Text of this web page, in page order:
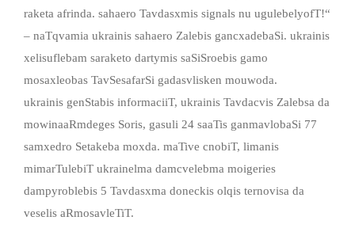
raketa afrinda. sahaero Tavdasxmis signals nu ugulebelyofT!“
– naTqvamia ukrainis sahaero Zalebis gancxadebaSi. ukrainis
xelisuflebam saraketo dartymis saSiSroebis gamo
mosaxleobas TavSesafarSi gadasvlisken mouwoda.
ukrainis genStabis informaciiT, ukrainis Tavdacvis Zalebsa da
mowinaaRmdeges Soris, gasuli 24 saaTis ganmavlobaSi 77
samxedro Setakeba moxda. maTive cnobiT, limanis
mimarTulebiT ukrainelma damcvelebma moigeries
dampyroblebis 5 Tavdasxma doneckis olqis ternovisa da
veselis aRmosavleTiT.